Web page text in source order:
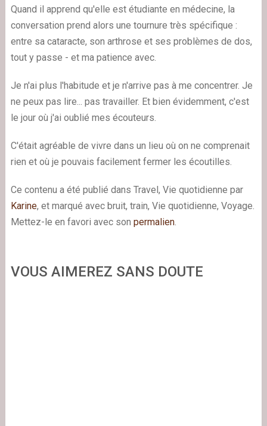
Quand il apprend qu'elle est étudiante en médecine, la
conversation prend alors une tournure très spécifique :
entre sa cataracte, son arthrose et ses problèmes de dos,
tout y passe - et ma patience avec.
Je n'ai plus l'habitude et je n'arrive pas à me concentrer. Je
ne peux pas lire... pas travailler. Et bien évidemment, c'est
le jour où j'ai oublié mes écouteurs.
C'était agréable de vivre dans un lieu où on ne comprenait
rien et où je pouvais facilement fermer les écoutilles.
Ce contenu a été publié dans Travel, Vie quotidienne par
Karine, et marqué avec bruit, train, Vie quotidienne, Voyage.
Mettez-le en favori avec son permalien.
VOUS AIMEREZ SANS DOUTE